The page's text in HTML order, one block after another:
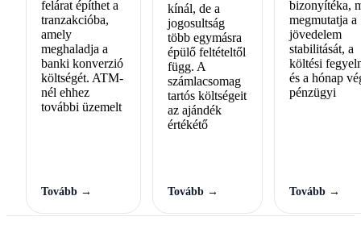
felárat építhet a
tranzakcióba,
amely
meghaladja a
banki konverzió
költségét. ATM-
nél ehhez
további üzemelt
Tovább →
kínál, de a
jogosultság
több egymásra
épülő feltételtől
függ. A
számlacsomag
tartós költségeit
az ajándék
értékétő
Tovább →
bizonyítéka,
megmutatja a
jövedelem
stabilitását, a
költési
és a hónap
pénzügyi
Tovább →